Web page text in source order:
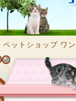
ペットショップ ワ